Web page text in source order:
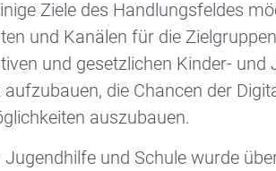
Ziele des Handlungsfeldes
und Kanälen für die
und gesetzlichen Kinder-
die Chancen der
auszubauen.
Jugendhilfe und Schule wurde